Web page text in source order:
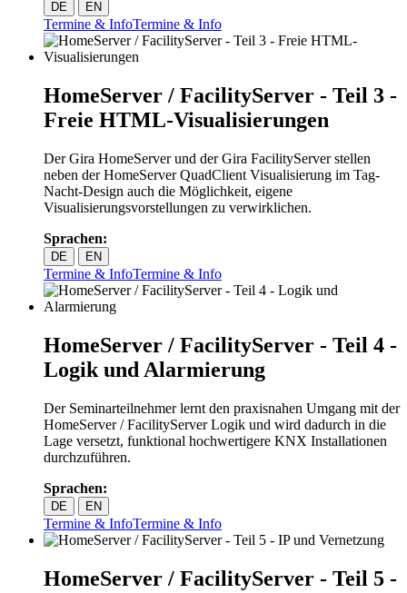
DE EN
Termine & InfoTermine & Info
HomeServer / FacilityServer - Teil 3 -
Freie HTML-Visualisierungen
Der Gira HomeServer und der Gira FacilityServer stellen
neben der HomeServer QuadClient Visualisierung im Tag-
Nacht-Design auch die Möglichkeit, eigene
Visualisierungsvorstellungen zu verwirklichen.
Sprachen:
DE EN
Termine & InfoTermine & Info
HomeServer / FacilityServer - Teil 4 -
Logik und Alarmierung
Der Seminarteilnehmer lernt den praxisnahen Umgang mit der
HomeServer / FacilityServer Logik und wird dadurch in die
Lage versetzt, funktional hochwertigere KNX Installationen
durchzuführen.
Sprachen:
DE EN
Termine & InfoTermine & Info
HomeServer / FacilityServer - Teil 5 -